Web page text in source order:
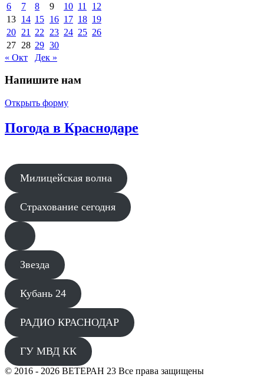
6
7 8 9 10 11
12
13 14 15 16 17 18 19
20 21 22 23 24 25 26
27 28 29 30
« Окт
Дек »
Напишите нам
Открыть форму
Погода в Краснодаре
Милицейская волна
Страхование сегодня
Звезда
Кубань 24
РАДИО КРАСНОДАР
ГУ МВД КК
© 2016 - 2026 ВЕТЕРАН 23 Все права защищены